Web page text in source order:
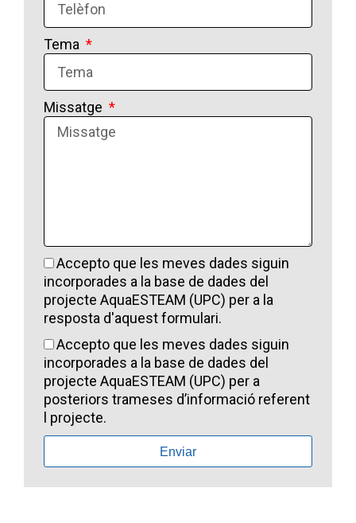
Tema
Missatge
Accepto que les meves dades siguin
incorporades a la base de dades del
projecte AquaESTEAM (UPC) per a la
resposta d'aquest formulari.
Accepto que les meves dades siguin
incorporades a la base de dades del
projecte AquaESTEAM (UPC) per a
posteriors trameses d’informació referent
l projecte.
Enviar